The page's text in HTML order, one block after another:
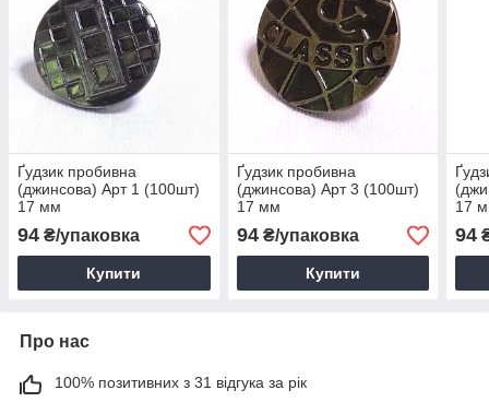
Ґудзик пробивна
(джинсова) Арт 1 (100шт)
17 мм
94 ₴/упаковка
Купити
Ґудзик пробивна
(джинсова) Арт 3 (100шт)
17 мм
94₴/упаковка
Купити
17
94
Про нас
100% позитивних з 31 відгука за рік